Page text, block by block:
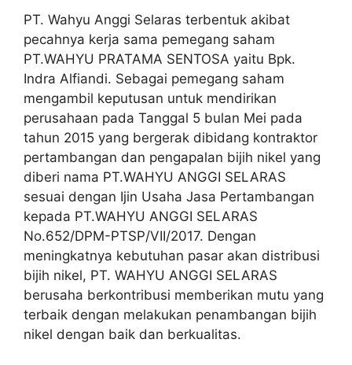
PT. Wahyu Anggi Selaras terbentuk akibat
pecahnya kerja sama pemegang saham
PT.WAHYU PRATAMA SENTOSA yaitu Bpk.
Indra Alfiandi. Sebagai pemegang saham
mengambil keputusan untuk mendirikan
perusahaan pada Tanggal 5 bulan Mei pada
tahun 2015 yang bergerak dibidang kontraktor
pertambangan dan pengapalan bijih nikel yang
diberi nama PT.WAHYU ANGGI SELARAS
sesuai dengan Ijin Usaha Jasa Pertambangan
kepada PT.WAHYU ANGGI SELARAS
No.652/DPM-PTSP/VII/2017. Dengan
meningkatnya kebutuhan pasar akan distribusi
bijih nikel, PT. WAHYU ANGGI SELARAS
berusaha berkontribusi memberikan mutu yang
terbaik dengan melakukan penambangan bijih
nikel dengan baik dan berkualitas.